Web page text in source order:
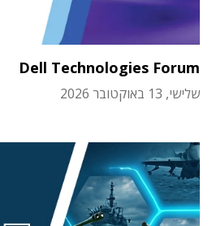
Dell Technologies Forum
שלישי, 13 באוקטובר 2026